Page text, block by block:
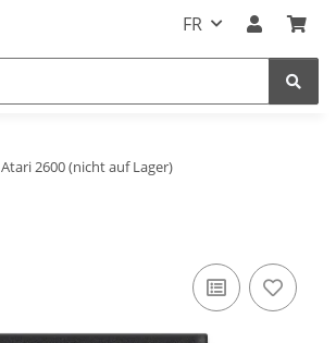
FR
Atari 2600 (nicht auf Lager)